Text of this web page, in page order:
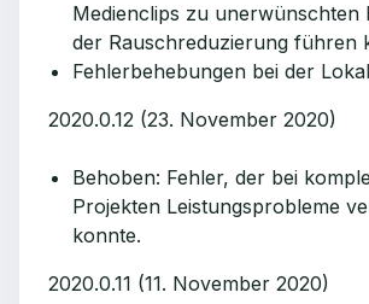
Medienclips zu unerwünschten
der Rauschreduzierung führen
Fehlerbehebungen bei der
2020.0.12 (23. November 2020)
Behoben: Fehler, der bei
Projekten Leistungsprobleme
konnte.
2020.0.11 (11. November 2020)